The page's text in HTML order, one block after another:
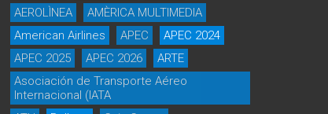
AEROLÌNEA
AMÈRICA MULTIMEDIA
American Airlines
APEC
APEC 2024
APEC 2025
APEC 2026
ARTE
Asociación de Transporte Aéreo
Internacional (IATA